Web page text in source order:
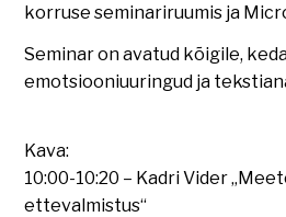
korruse seminariruumis ja
Seminar on avatud kõigile,
emotsiooniuuringud ja
Kava:
10:00-10:20 – Kadri Vider
ettevalmistus“